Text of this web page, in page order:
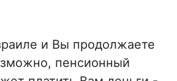
и Вы продолжаете
пенсионный